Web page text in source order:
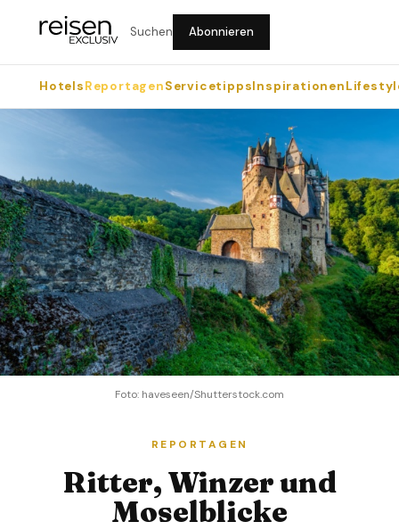
Suchen Abonnieren
HotelsReportagenServicetippsInspirationen
Foto: haveseen/Shutterstock.com
REPORTAGEN
Ritter, Winzer und
Moselblicke